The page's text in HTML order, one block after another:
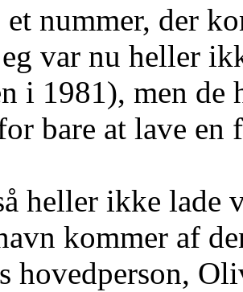
nummer, der
var nu
i 1981), men
bare at lave en
heller ikke lade
kommer af
hovedperson,